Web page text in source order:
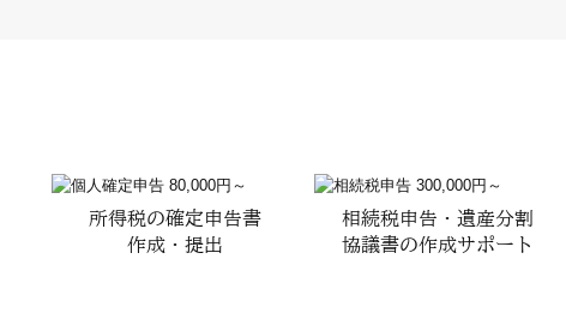
所得税の確定申告書
作成・提出
相続税申告・遺産分割
協議書の作成サポート